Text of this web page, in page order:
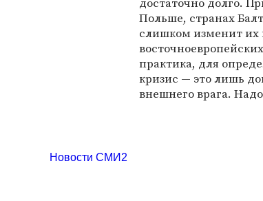
Польше, странах
слишком изменит их
практика, для
кризис — это лишь
внешнего врага.
Новости СМИ2